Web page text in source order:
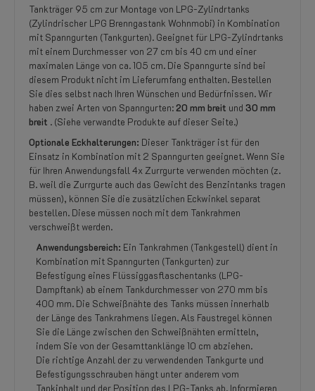
Tankträger 95 cm zur Montage von LPG-Zylindrtanks
(Zylindrischer LPG Brenngastank Wohnmobi) in Kombination
mit Spanngurten (Tankgurten). Geeignet für LPG-Zylindrtanks
mit einem Durchmesser von 27 cm bis 40 cm und einer
maximalen Länge von ca. 105 cm. Die Spanngurte sind bei
diesem Produkt nicht im Lieferumfang enthalten. Bestellen
Sie dies selbst nach Ihren Wünschen und Bedürfnissen. Wir
haben zwei Arten von Spanngurten:20 mm breit und 30 mm
breit . (Siehe verwandte Produkte auf dieser Seite.)
Optionale Eckhalterungen: Dieser Tankträger ist für den
Einsatz in Kombination mit 2 Spanngurten geeignet. Wenn Sie
für Ihren Anwendungsfall 4x Zurrgurte verwenden möchten (z.
B. weil die Zurrgurte auch das Gewicht des Benzintanks tragen
müssen), können Sie die zusätzlichen Eckwinkel separat
bestellen. Diese müssen noch mit dem Tankrahmen
verschweißt werden.
Anwendungsbereich: Ein Tankrahmen (Tankgestell) dient in
Kombination mit Spanngurten (Tankgurten) zur
Befestigung eines Flüssiggasflaschentanks (LPG-
Dampftank) ab einem Tankdurchmesser von 270 mm bis
400 mm. Die Schweißnähte des Tanks müssen innerhalb
der Länge des Tankrahmens liegen. Als Faustregel können
Sie die Länge zwischen den Schweißnähten ermitteln,
indem Sie von der Gesamttanklänge 10 cm abziehen.
Die richtige Anzahl der zu verwendenden Tankgurte und
Befestigungsschrauben hängt unter anderem vom
Tankinhalt und der Position des LPG-Tanks ab. Informieren